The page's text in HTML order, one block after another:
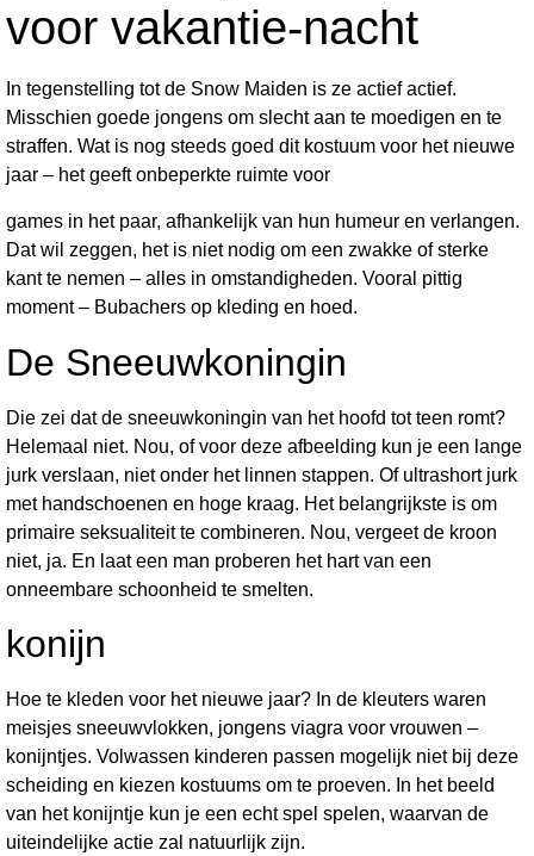
voor vakantie-nacht
In tegenstelling tot de Snow Maiden is ze actief actief.
Misschien goede jongens om slecht aan te moedigen en te
straffen. Wat is nog steeds goed dit kostuum voor het nieuwe
jaar – het geeft onbeperkte ruimte voor
http://crusadefoundation.one/2022/07/09/individuel-conan-la-
affirmee-en-tenant-shibuya-et/
games in het paar, afhankelijk van hun humeur en verlangen.
Dat wil zeggen, het is niet nodig om een ​​zwakke of sterke
kant te nemen – alles in omstandigheden. Vooral pittig
moment – Bubachers op kleding en hoed.
De Sneeuwkoningin
Die zei dat de sneeuwkoningin van het hoofd tot teen romt?
Helemaal niet. Nou, of voor deze afbeelding kun je een lange
jurk verslaan, niet onder het linnen stappen. Of ultrashort jurk
met handschoenen en hoge kraag. Het belangrijkste is om
primaire seksualiteit te combineren. Nou, vergeet de kroon
niet, ja. En laat een man proberen het hart van een
onneembare schoonheid te smelten.
konijn
Hoe te kleden voor het nieuwe jaar? In de kleuters waren
meisjes sneeuwvlokken, jongens viagra voor vrouwen –
konijntjes. Volwassen kinderen passen mogelijk niet bij deze
scheiding en kiezen kostuums om te proeven. In het beeld
van het konijntje kun je een echt spel spelen, waarvan de
uiteindelijke actie zal natuurlijk zijn.